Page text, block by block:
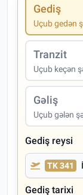
Gediş
Uçub gedən
Tranzit
Uçub keçən
Gəliş
Uçub gələn
Gediş reysi
TK 341
Gediş tarixi